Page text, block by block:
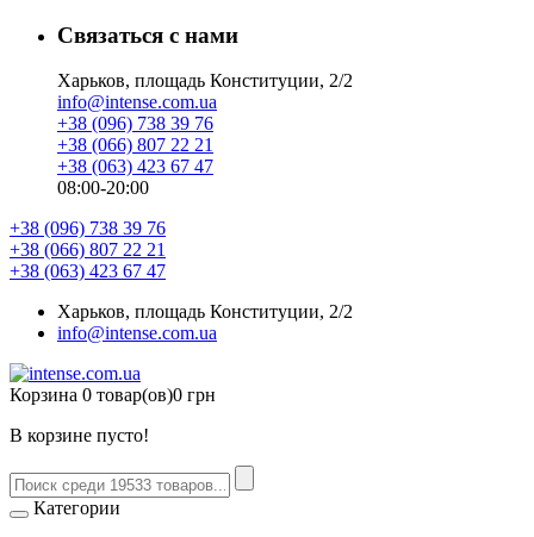
Связаться с нами
Харьков, площадь Конституции, 2/2
info@intense.com.ua
+38 (096) 738 39 76
+38 (066) 807 22 21
+38 (063) 423 67 47
08:00-20:00
+38 (096) 738 39 76
+38 (066) 807 22 21
+38 (063) 423 67 47
Харьков, площадь Конституции, 2/2
info@intense.com.ua
Корзина 0 товар(ов)0 грн
В корзине пусто!
Категории